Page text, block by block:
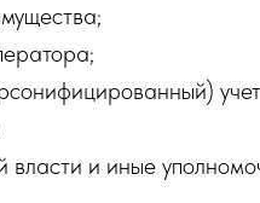
власти и иные